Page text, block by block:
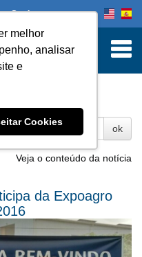
melhor
analisar
e
Cookies
Onde comprar
ok
da Expoagro
Veja o conteúdo da notícia